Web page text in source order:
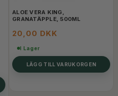
ALOE VERA KING,
GRANATÄPPLE, 500ML
20,00 DKK
I Lager
LÄGG TILL VARUKORGEN